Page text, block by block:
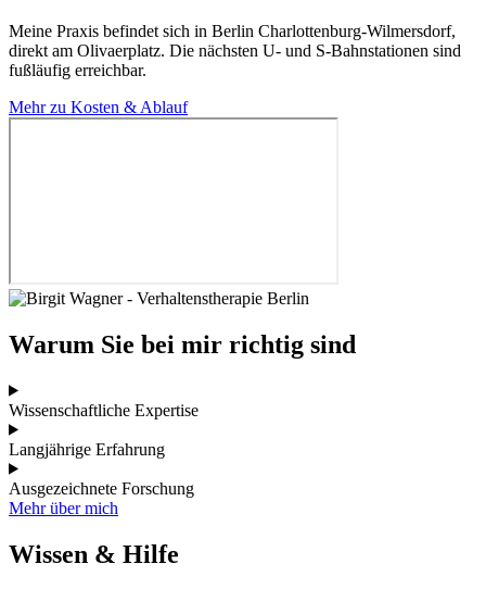
Meine Praxis befindet sich in Berlin Charlottenburg-Wilmersdorf,
direkt am Olivaerplatz. Die nächsten U- und S-Bahnstationen sind
fußläufig erreichbar.
Mehr zu Kosten & Ablauf
Warum Sie bei mir richtig sind
Wissenschaftliche Expertise
Langjährige Erfahrung
Ausgezeichnete Forschung
Mehr über mich
Wissen & Hilfe